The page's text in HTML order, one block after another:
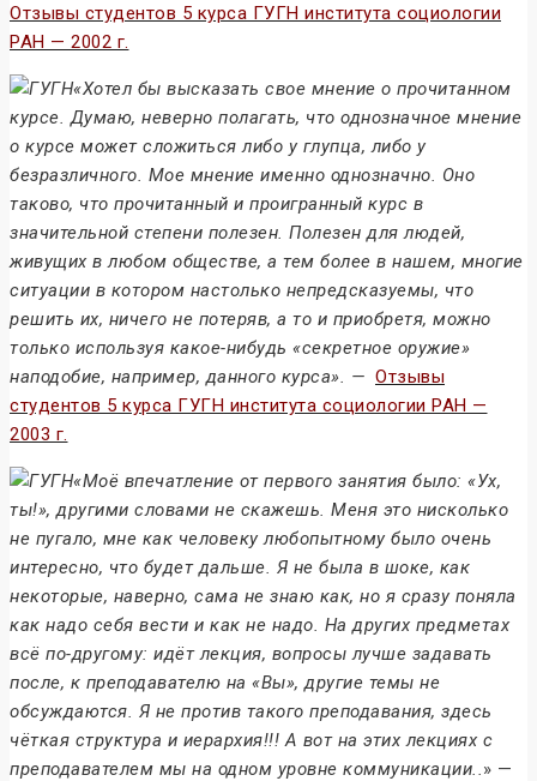
Отзывы студентов 5 курса ГУГН института социологии
РАН — 2002 г.
«Хотел бы высказать свое мнение о прочитанном
курсе. Думаю, неверно полагать, что однозначное мнение
о курсе может сложиться либо у глупца, либо у
безразличного. Мое мнение именно однозначно. Оно
таково, что прочитанный и проигранный курс в
значительной степени полезен. Полезен для людей,
живущих в любом обществе, а тем более в нашем, многие
ситуации в котором настолько непредсказуемы, что
решить их, ничего не потеряв, а то и приобретя, можно
только используя какое-нибудь «секретное оружие»
наподобие, например, данного курса». — Отзывы
студентов 5 курса ГУГН института социологии РАН —
2003 г.
«Моё впечатление от первого занятия было: «Ух,
ты!», другими словами не скажешь. Меня это нисколько
не пугало, мне как человеку любопытному было очень
интересно, что будет дальше. Я не была в шоке, как
некоторые, наверно, сама не знаю как, но я сразу поняла
как надо себя вести и как не надо. На других предметах
всё по-другому: идёт лекция, вопросы лучше задавать
после, к преподавателю на «Вы», другие темы не
обсуждаются. Я не против такого преподавания, здесь
чёткая структура и иерархия!!! А вот на этих лекциях с
преподавателем мы на одном уровне коммуникации..» —